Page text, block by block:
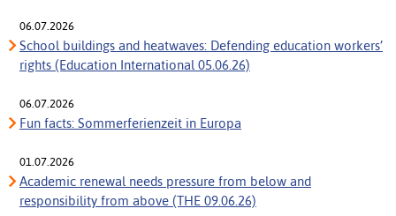
06.07.2026
School buildings and heatwaves: Defending education workers’
rights (Education International 05.06.26)
06.07.2026
Fun facts: Sommerferienzeit in Europa
01.07.2026
Academic renewal needs pressure from below and
responsibility from above (THE 09.06.26)